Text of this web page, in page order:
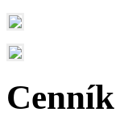
Cenník